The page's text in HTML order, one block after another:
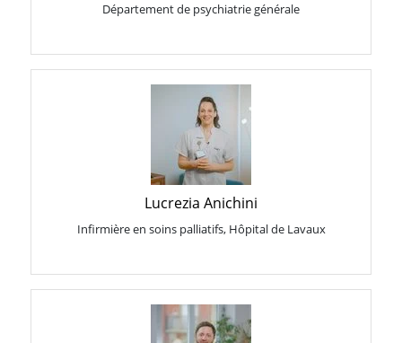
Département de psychiatrie générale
Lucrezia Anichini
Infirmière en soins palliatifs, Hôpital de Lavaux